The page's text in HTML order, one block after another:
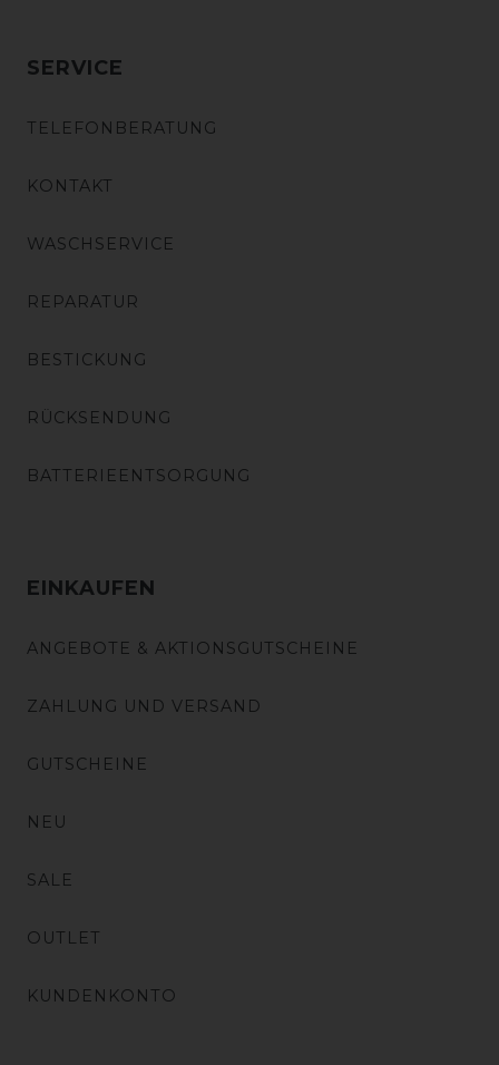
SERVICE
TELEFONBERATUNG
KONTAKT
WASCHSERVICE
REPARATUR
BESTICKUNG
RÜCKSENDUNG
BATTERIEENTSORGUNG
EINKAUFEN
ANGEBOTE & AKTIONSGUTSCHEINE
ZAHLUNG UND VERSAND
GUTSCHEINE
NEU
SALE
OUTLET
KUNDENKONTO